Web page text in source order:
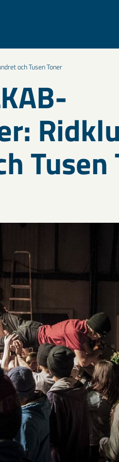
och Tusen Toner
Tusen